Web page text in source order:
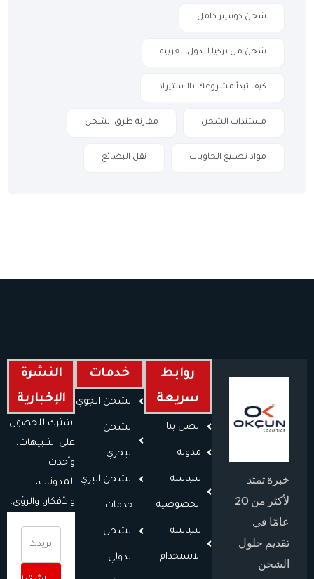
شحن كونتينر كامل
شحن من تركيا للدول العربية
كيف تبدأ مشروعك بالاستيراد
مستندات الشحن مقارنة طرق الشحن
مواد تصنيع الحاويات نقل البضائع
خبرة تمتد
لأكثر من 20
عامًا في
تقديم حلول
الشحن
روابط
سريعة
اتصل بنا
مدونة
سياسة
الخصوصية
سياسة
الاستخدام
خدمات
الشحن الجوي
الشحن
البحري
الشحن البري
خدمات
الشحن
الدولي
النشرة
الإخبارية
اشترك للحصول
على التنبيهات،
وأحدث
المدونات،
والأفكار، والرؤى.